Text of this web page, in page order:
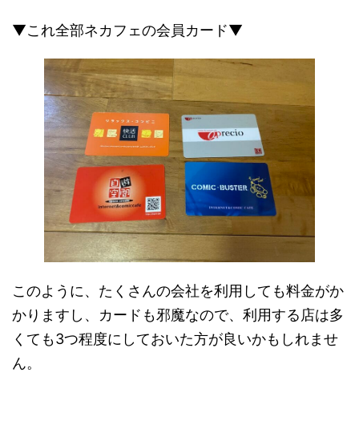
▼これ全部ネカフェの会員カード▼
このように、たくさんの会社を利用しても料金がか
かりますし、カードも邪魔なので、利用する店は多
くても3つ程度にしておいた方が良いかもしれませ
ん。